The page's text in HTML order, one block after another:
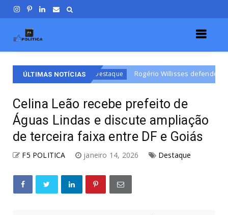
ÚLTIMAS NOTÍCIAS
Destaque Rogério Willisses defende campanha de respeito
Celina Leão recebe prefeito de
Águas Lindas e discute ampliação
de terceira faixa entre DF e Goiás
F5 POLITICA janeiro 14, 2026 Destaque